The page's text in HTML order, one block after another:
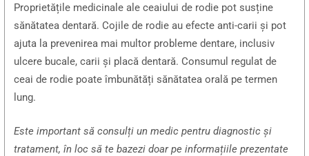
Proprietățile medicinale ale ceaiului de rodie pot susține
sănătatea dentară. Cojile de rodie au efecte anti-carii și pot
ajuta la prevenirea mai multor probleme dentare, inclusiv
ulcere bucale, carii și placă dentară. Consumul regulat de
ceai de rodie poate îmbunătăți sănătatea orală pe termen
lung.
Este important să consulți un medic pentru diagnostic și
tratament, în loc să te bazezi doar pe informațiile prezentate